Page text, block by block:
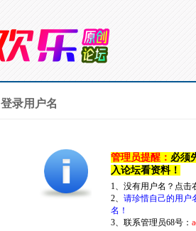
登录用户名
管理员提醒： 必须
入论坛看资料！
1、没有用户名？点
2、 请珍惜自己的用户
名！
3、联系管理员68号：